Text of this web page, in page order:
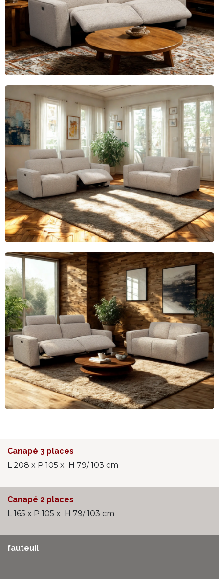
Canapé 3 places
L 208 x P 105 x H 79/ 103 cm
Canapé 2 places
L 165 x P 105 x H 79/ 103 cm
fauteuil